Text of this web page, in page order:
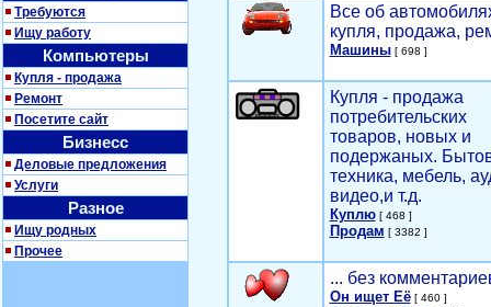
Требуются
Ищу работу
Компьютеры
Купля - продажа
Ремонт
Посетите сайт
Бизнесс
Деловые предложения
Услуги
Разное
Ищу родных
Прочее
Все об
купля, продажа,
Машины[ 698 ]
Купля - продажа
потребительских
товаров, новых и
подержаных.
техника, мебель,
видео,и т.д.
Куплю[ 468 ]
Продам [ 3382 ]
... без
Он ищет Её[ 460 ]